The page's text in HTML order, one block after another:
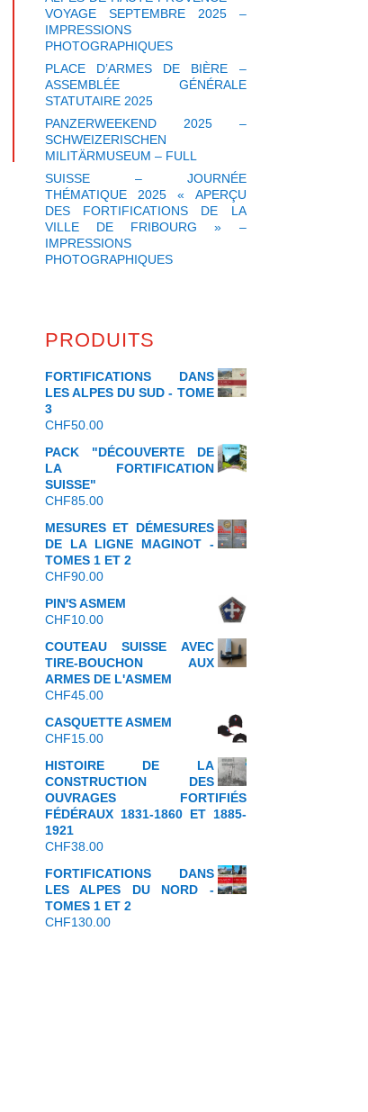
VOYAGE SEPTEMBRE 2025 –
IMPRESSIONS
PHOTOGRAPHIQUES
PLACE D’ARMES DE BIÈRE –
ASSEMBLÉE GÉNÉRALE
STATUTAIRE 2025
PANZERWEEKEND 2025 –
SCHWEIZERISCHEN
MILITÄRMUSEUM – FULL
SUISSE – JOURNÉE
THÉMATIQUE 2025 « APERÇU
DES FORTIFICATIONS DE LA
VILLE DE FRIBOURG » –
IMPRESSIONS
PHOTOGRAPHIQUES
PRODUITS
FORTIFICATIONS DANS
LES ALPES DU SUD - TOME
3
CHF50.00
PACK "DÉCOUVERTE DE
LA FORTIFICATION
SUISSE"
CHF85.00
MESURES ET DÉMESURES
DE LA LIGNE MAGINOT -
TOMES 1 ET 2
CHF90.00
PIN'S ASMEM
CHF10.00
COUTEAU SUISSE AVEC
TIRE-BOUCHON AUX
ARMES DE L'ASMEM
CHF45.00
CASQUETTE ASMEM
CHF15.00
HISTOIRE DE LA
CONSTRUCTION DES
OUVRAGES FORTIFIÉS
FÉDÉRAUX 1831-1860 ET 1885-
1921
CHF38.00
FORTIFICATIONS DANS
LES ALPES DU NORD -
TOMES 1 ET 2
CHF130.00